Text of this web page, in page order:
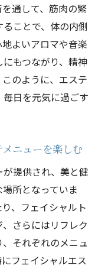
の美の秘訣
ーションを仙台
求めるあなたへ
してのエステ
アシス
す心身へのメリ
するためのポイ
究極の癒し特別
通して、筋肉の緊
ことで、体の内側
よいアロマや音楽
もつながり、精神
のように、エステ
日を元気に過ごす
ニューを楽しむ
提供され、美と健
所となっていま
、フェイシャルト
さらにはリフレク
それぞれのメニュ
フェイシャルエス